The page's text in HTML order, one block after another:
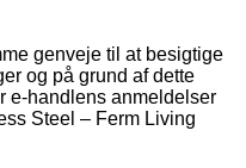
genveje til at besigtige
og på grund af dette
e-handlens anmeldelser
Steel – Ferm Living